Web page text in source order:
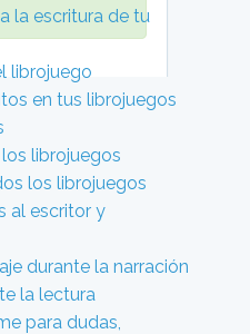
la escritura de tu
librojuego
en tus librojuegos
librojuegos
los librojuegos
al escritor y
durante la narración
la lectura
para dudas,